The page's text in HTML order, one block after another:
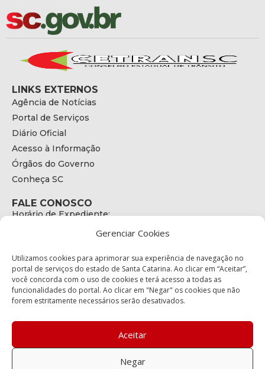
Gerenciar Cookies
Utilizamos cookies para aprimorar sua experiência de navegação no
portal de serviços do estado de Santa Catarina. Ao clicar em “Aceitar”,
você concorda com o uso de cookies e terá acesso a todas as
funcionalidades do portal. Ao clicar em "Negar" os cookies que não
forem estritamente necessários serão desativados.
Aceitar
Negar
LINKS EXTERNOS
Agência de Notícias
Portal de Serviços
Diário Oficial
Acesso à Informação
Órgãos do Governo
Conheça SC
FALE CONOSCO
Horário de Expediente:
E-mail:
secretariaexecutiva@cetran.sc.gov.br
ENDEREÇO
Endereço:
Bairro:
Coqueiros, Florianópolis SC
88.080-160